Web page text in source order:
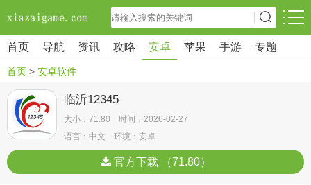
首页 导航 资讯 攻略 安卓 苹果 手游 专题
首页 > 安卓软件
临沂12345
大小：71.80 时间：2026-02-27
语言：中文 环境：安卓
官方下载 （71.80）